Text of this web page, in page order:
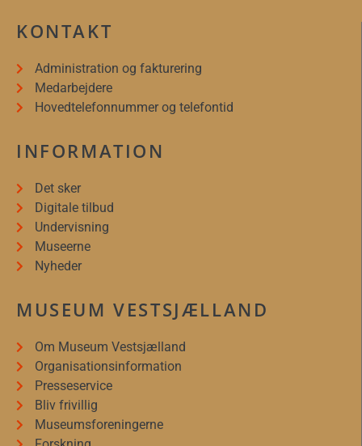
KONTAKT
Administration og fakturering
Medarbejdere
Hovedtelefonnummer og telefontid
INFORMATION
Det sker
Digitale tilbud
Undervisning
Museerne
Nyheder
MUSEUM VESTSJÆLLAND
Om Museum Vestsjælland
Organisationsinformation
Presseservice
Bliv frivillig
Museumsforeningerne